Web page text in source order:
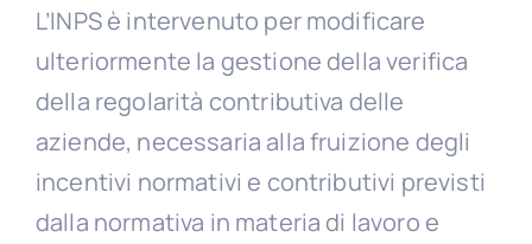
L’INPS è intervenuto per modificare
ulteriormente la gestione della verifica
della regolarità contributiva delle
aziende, necessaria alla fruizione degli
incentivi normativi e contributivi previsti
dalla normativa in materia di lavoro e